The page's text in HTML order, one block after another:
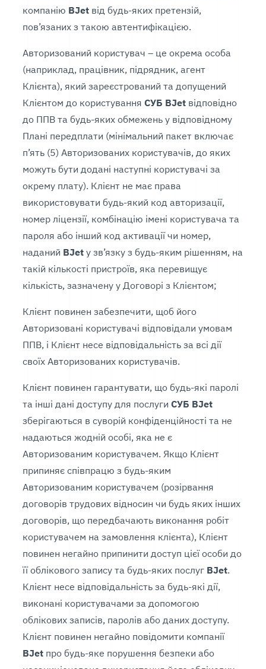
компанію BJet від будь-яких претензій,
пов’язаних з такою автентифікацією.
Авторизований користувач – це окрема особа
(наприклад, працівник, підрядник, агент
Клієнта), який зареєстрований та допущений
Клієнтом до користуванняСУБ BJet відповідно
до ППВ та будь-яких обмежень у відповідному
Плані передплати (мінімальний пакет включає
п’ять (5) Авторизованих користувачів, до яких
можуть бути додані наступні користувачі за
окрему плату). Клієнт не має права
використовувати будь-який код авторизації,
номер ліцензії, комбінацію імені користувача та
пароля або інший код активації чи номер,
наданий BJet у зв’язку з будь-яким рішенням, на
такій кількості пристроїв, яка перевищує
кількість, зазначену у Договорі з Клієнтом;
Клієнт повинен забезпечити, щоб його
Авторизовані користувачі відповідали умовам
ППВ, і Клієнт несе відповідальність за всі дії
своїх Авторизованих користувачів.
Клієнт повинен гарантувати, що будь-які паролі
та інші дані доступу для послугиСУБ BJet
зберігаються в суворій конфіденційності та не
надаються жодній особі, яка не є
Авторизованим користувачем. Якщо Клієнт
припиняє співпрацю з будь-яким
Авторизованим користувачем (розірвання
договорів трудових відносин чи будь яких інших
договорів, що передбачають виконання робіт
користувачем на замовлення клієнта), Клієнт
повинен негайно припинити доступ цієї особи до
її облікового запису та будь-яких послуг BJet.
Клієнт несе відповідальність за будь-які дії,
виконані користувачами за допомогою
облікових записів, паролів або даних доступу.
Клієнт повинен негайно повідомити компанії
BJet про будь-яке порушення безпеки або